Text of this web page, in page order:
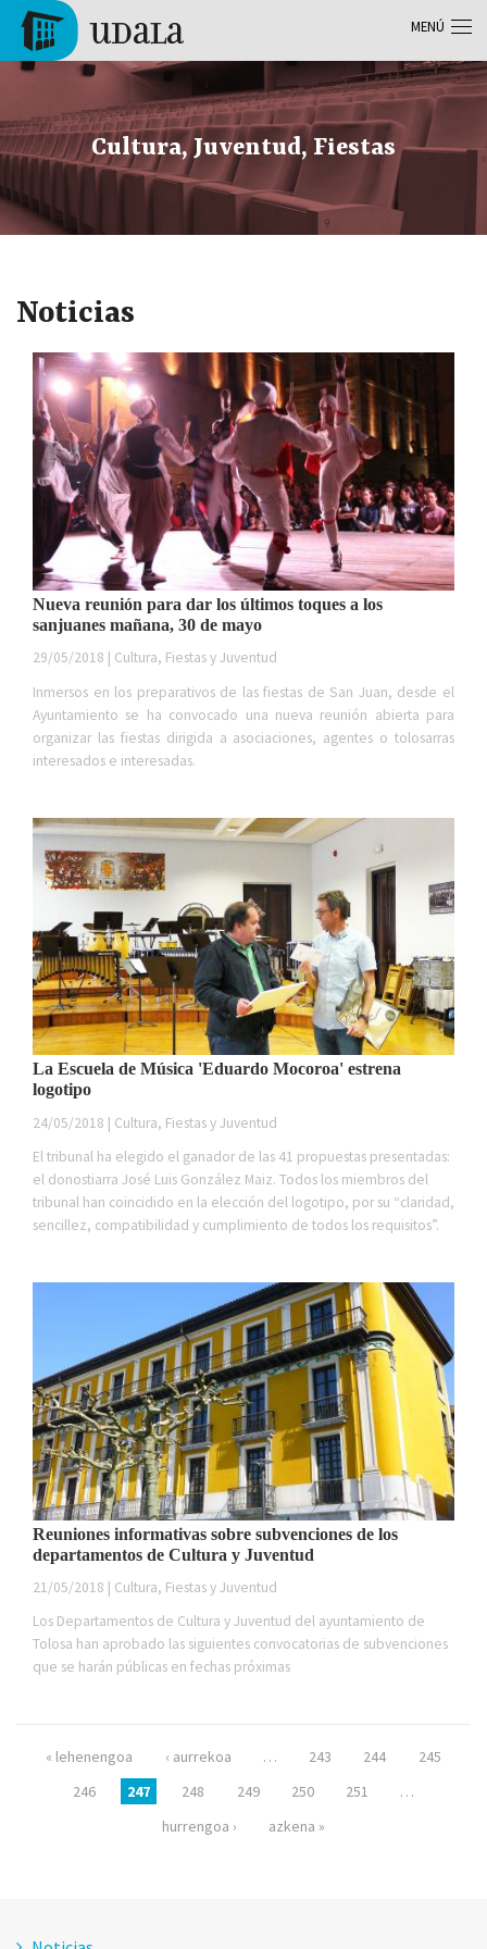
Pasar al contenido principal
Tolosa
Cultura, Juventud, Fiestas
Noticias
Nueva reunión para dar los últimos toques a los
sanjuanes mañana, 30 de mayo
29/05/2018 | Cultura, Fiestas y Juventud
Inmersos en los preparativos de las fiestas de San Juan, desde el
Ayuntamiento se ha convocado una nueva reunión abierta para
organizar las fiestas dirigida a asociaciones, agentes o tolosarras
interesados e interesadas.
La Escuela de Música 'Eduardo Mocoroa' estrena
logotipo
24/05/2018 | Cultura, Fiestas y Juventud
El tribunal ha elegido el ganador de las 41 propuestas presentadas:
el donostiarra José Luis González Maiz. Todos los miembros del
tribunal han coincidido en la elección del logotipo, por su “claridad,
sencillez, compatibilidad y cumplimiento de todos los requisitos”.
Reuniones informativas sobre subvenciones de los
departamentos de Cultura y Juventud
21/05/2018 | Cultura, Fiestas y Juventud
Los Departamentos de Cultura y Juventud del ayuntamiento de
Tolosa han aprobado las siguientes convocatorias de subvenciones
que se harán públicas en fechas próximas
Páginas
« lehenengoa ‹ aurrekoa … 243 244
245
246
247 248 249 250 251
…
hurrengoa ›
azkena »
MENÚ